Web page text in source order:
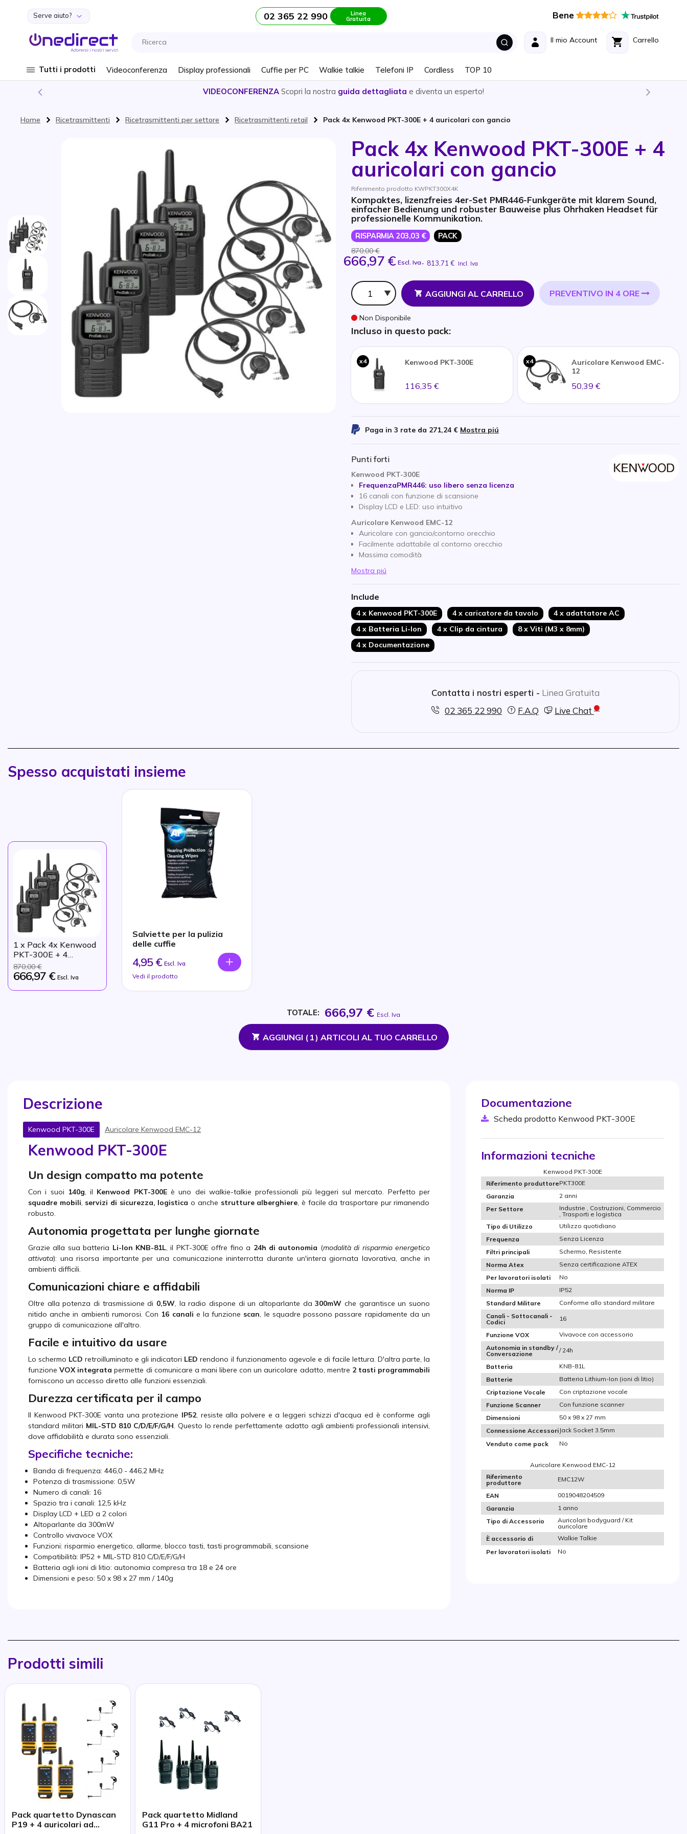
Salta al contenuto
Serve aiuto? 02 365 22 990 Linea
Gratuita Bene
Carrello
Il mio Account
Tutti i prodotti Videoconferenza Display professionali Cuffie per PC Walkie talkie Telefoni IP Cordless TOP 10
VIDEOCONFERENZA Scopri la nostra guida dettagliata e diventa un esperto!
Home Ricetrasmittenti Ricetrasmittenti per settore Ricetrasmittenti retail Pack 4x Kenwood PKT-300E + 4 auricolari con gancio
Pack 4x Kenwood PKT-300E + 4
auricolari con gancio
Riferimento prodotto KWPKT300X4K
Kompaktes, lizenzfreies 4er-Set PMR446-Funkgeräte mit klarem Sound,
einfacher Bedienung und robuster Bauweise plus Ohrhaken Headset für
professionelle Kommunikation.
RISPARMIA 203,03 € PACK
870,00 €
666,97 € Escl. Iva- 813,71 € Incl. Iva
Qtà
AGGIUNGI AL CARRELLO PREVENTIVO IN 4 ORE
Non Disponibile
Incluso in questo pack:
x4 Kenwood PKT-300E
116,35 €
x4
Auricolare Kenwood EMC-
12
50,39 €
Paga in 3 rate da 271,24 € Mostra piú
Punti forti
Kenwood PKT-300E
FrequenzaPMR446: uso libero senza licenza
16 canali con funzione di scansione
Display LCD e LED: uso intuitivo
Auricolare Kenwood EMC-12
Auricolare con gancio/contorno orecchio
Facilmente adattabile al contorno orecchio
Massima comodità
Mostra piú
Include
4 x Kenwood PKT-300E 4 x caricatore da tavolo
4 x adattatore AC
4 x Batteria Li-Ion
4 x Clip da cintura
8 x Viti (M3 x 8mm)
4 x Documentazione
Contatta i nostri esperti - Linea Gratuita
02 365 22 990
F.A.Q Live Chat
Spesso acquistati insieme
1 x Pack 4x Kenwood
PKT-300E + 4
auricolari con gancio
870,00 €
666,97 € Escl. Iva
Salviette per la pulizia
delle cuffie
4,95 € Escl. Iva
Vedi il prodotto
TOTALE: 666,97 € Escl. Iva
AGGIUNGI ( 1) ARTICOLI AL TUO CARRELLO
Descrizione
Kenwood PKT-300E Auricolare Kenwood EMC-12
Kenwood PKT-300E
Un design compatto ma potente
Con i suoi 140g, il Kenwood PKT-300Eè uno dei walkie-talkie professionali più leggeri sul mercato. Perfetto per
squadre mobili, servizi di sicurezza, logistica o anche strutture alberghiere, è facile da trasportare pur rimanendo
robusto.
Autonomia progettata per lunghe giornate
Grazie alla sua batteria Li-Ion KNB-81L, il PKT-300E offre fino a 24h di autonomia (modalità di risparmio energetico
attivata): una risorsa importante per una comunicazione ininterrotta durante un'intera giornata lavorativa, anche in
ambienti difficili.
Comunicazioni chiare e affidabili
Oltre alla potenza di trasmissione di 0,5W, la radio dispone di un altoparlante da300mW che garantisce un suono
nitido anche in ambienti rumorosi. Con 16 canali e la funzione scan, le squadre possono passare rapidamente da un
gruppo di comunicazione all'altro.
Facile e intuitivo da usare
Lo schermo LCD retroilluminato e gli indicatori LEDrendono il funzionamento agevole e di facile lettura. D'altra parte, la
funzioneVOX integrata permette di comunicare a mani libere con un auricolare adatto, mentre 2 tasti programmabili
forniscono un accesso diretto alle funzioni essenziali.
Durezza certificata per il campo
Il Kenwood PKT-300E vanta una protezione IP52, resiste alla polvere e a leggeri schizzi d'acqua ed è conforme agli
standard militari MIL-STD 810 C/D/E/F/G/H. Questo lo rende perfettamente adatto agli ambienti professionali intensivi,
dove affidabilità e durata sono essenziali.
Specifiche tecniche:
Banda di frequenza: 446,0 - 446,2 MHz
Potenza di trasmissione: 0,5W
Numero di canali: 16
Spazio tra i canali: 12,5 kHz
Display LCD + LED a 2 colori
Altoparlante da 300mW
Controllo vivavoce VOX
Funzioni: risparmio energetico, allarme, blocco tasti, tasti programmabili, scansione
Compatibilità: IP52 + MIL-STD 810 C/D/E/F/G/H
Batteria agli ioni di litio: autonomia compresa tra 18 e 24 ore
Dimensioni e peso: 50 x 98 x 27 mm / 140g
Documentazione
Scheda prodotto Kenwood PKT-300E
Informazioni tecniche
Kenwood PKT-300E
Riferimento produttorePKT300E
Garanzia
2 anni
Per Settore
Industrie , Costruzioni, Commercio
, Trasporti e logistica
Tipo di Utilizzo
Utilizzo quotidiano
Frequenza
Senza Licenza
Filtri principali
Schermo, Resistente
Norma Atex
Senza certificazione ATEX
Per lavoratori isolati
No
Norma IP
IP52
Standard Militare
Conforme allo standard militare
Canali - Sottocanali -
Codici
16
Funzione VOX
Vivavoce con accessorio
Autonomia in standby /
Conversazione
/ 24h
Batteria
KNB-81L
Batterie
Batteria Lithium-Ion (ioni di litio)
Criptazione Vocale
Con criptazione vocale
Funzione Scanner
Con funzione scanner
Dimensioni
50 x 98 x 27 mm
Connessione Accessori Jack Socket 3.5mm
Venduto come pack
No
Auricolare Kenwood EMC-12
Riferimento
produttore
EMC12W
EAN
0019048204509
Garanzia
1 anno
Tipo di Accessorio
Auricolari bodyguard / Kit
auricolare
È accessorio di
Walkie Talkie
Per lavoratori isolati
No
Prodotti simili
Pack quartetto Dynascan
P19 + 4 auricolari ad
Pack quartetto Midland
G11 Pro + 4 microfoni BA21